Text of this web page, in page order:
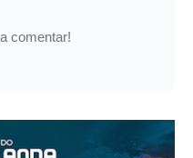
comentar!